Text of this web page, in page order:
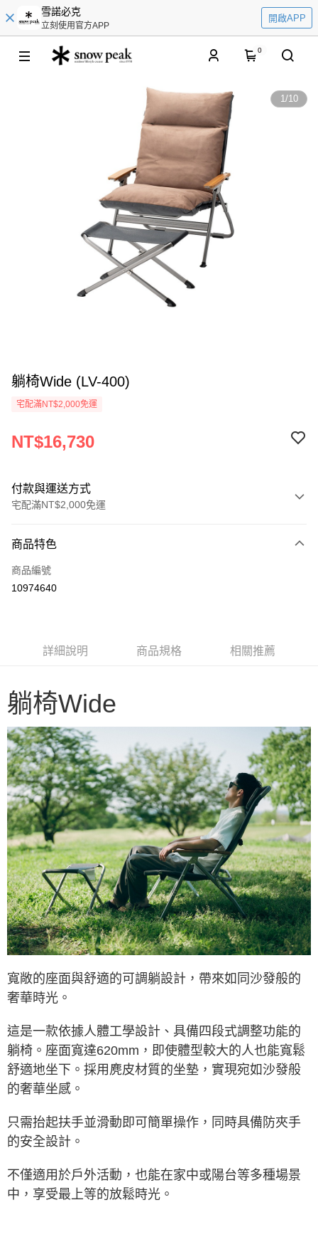
雪諾必克
立刻使用官方APP
開啟APP
0
1/10
躺椅Wide (LV-400)
宅配滿NT$2,000免運
NT$16,730
付款與運送方式
宅配滿NT$2,000免運
信用卡一次付款
信用卡分期付款
上海商業儲蓄銀行
台北富邦商業銀行
匯豐（台灣）商業銀行
聯邦商業銀行
元大商業銀行
永豐商業銀行
玉山商業銀行
星展（台灣）商業銀行
台新國際商業銀行
中國信託商業銀行
台灣樂天信用卡公司
合作金庫商業銀行
第一商業銀行
國泰世華商業銀行
臺灣中小企業銀行
聯邦商業銀行
元大商業銀行
永豐商業銀行
玉山商業銀行
星展（台灣）商業銀行
台新國際商業銀行
中國信託商業銀行
台灣樂天信用卡公司
LINE Pay
Google Pay
AFTEE先享後付
相關說明
【關於「AFTEE先享後付」】
AFTEE先享後付是「在收到商品之後才付款」的支付方式。 讓您購物簡單
便利好安心！
１．簡單：不需註冊會員、不需綁卡、不需儲值。
２．便利：只要手機號碼，簡訊認證，即可結帳。
３．安心：先確認商品／服務後，再付款。
【「AFTEE先享後付」結帳流程】
１．於結帳方式選擇「AFTEE先享後付」後，將跳轉至「AFTEE先享後付」
結帳頁面，進行簡訊認證並確認金額後，即可完成結帳。
２．訂單成立數日內，您將收到繳費通知簡訊。
３．收到繳費通知簡訊後14天內，點擊此簡訊中的連結，可透過四大超商／
ATM／網路銀行／等多元方式進行付款，方視為交易完成。
※ 請注意：結帳手續完成當下不需立刻繳費，但若您需要取消訂單，請聯絡
購買商品的店家。未經商家同意取消之訂單仍視為有效，需透過AFTEE先享
後付繳納相關費用。
是否繳費成功／繳費後需取消欲退款等相關疑問，請聯繫「AFTEE先享後付
客戶支援中心」
１．透過由恩沛科技股份有限公司提供之「AFTEE先享後付」服務完成之交
易，需依本服務之必要範圍內提供個人資料，並將交易相關給付款項請求債
權轉讓予恩沛科技股份有限公司。
２．關於個人資料處理事宜，請瀏覽以下網址：
https://aftee.tw/terms/#terms3
３．未成年的使用者請事先徵得法定代理人或監護人之同意方可使用
任。
４．使用「AFTEE先享後付」時，將依據個別帳號之用戶狀況，依本公司即
時審查核予不同之上限額度；若仍有額度不足之情形，本公司將視審查結果
５．嚴禁一人註冊多個帳號或使用他人資訊註冊。若發現惡意使用之情形，
運送方式
宅配
每筆NT$100，滿NT$2,000(含以上)免運費
商品特色
商品編號
10974640
詳細說明 商品規格 相關推薦
躺椅Wide
寬敞的座面與舒適的可調躺設計，帶來如同沙發般的
奢華時光。
這是一款依據人體工學設計、具備四段式調整功能的
躺椅。座面寬達620mm，即使體型較大的人也能寬鬆
舒適地坐下。採用麂皮材質的坐墊，實現宛如沙發般
的奢華坐感。
只需抬起扶手並滑動即可簡單操作，同時具備防夾手
的安全設計。
不僅適用於戶外活動，也能在家中或陽台等多種場景
中，享受最上等的放鬆時光。